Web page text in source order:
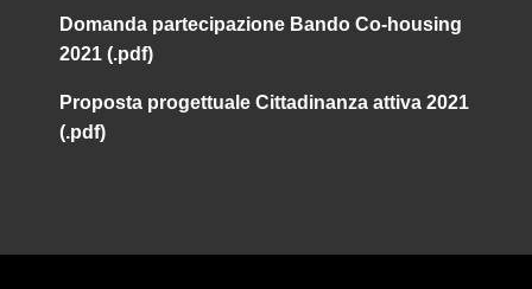
Domanda partecipazione Bando Co-housing
2021 (.pdf)
Proposta progettuale Cittadinanza attiva 2021
(.pdf)